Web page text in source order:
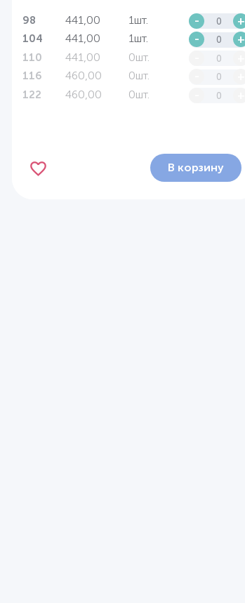
98 441,00 1шт. - +
104 441,00 1шт. - +
110 441,00 0шт.
116 460,00 0шт.
122 460,00 0шт.
В корзину